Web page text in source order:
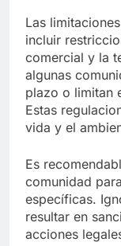
Las
incluir
comercial y la
algunas
plazo o limitan
Estas
vida y el
Es
comunidad
específicas.
resultar en
acciones